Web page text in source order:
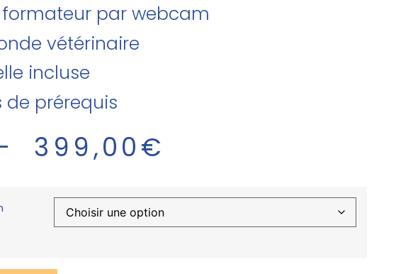
formateur par webcam
vétérinaire
incluse
de prérequis
399,00€